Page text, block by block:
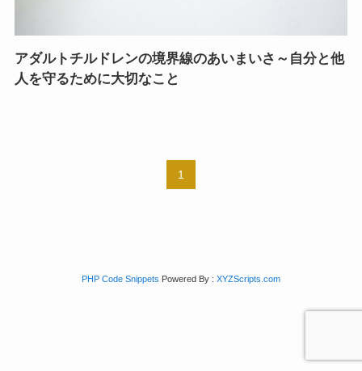
アダルトチルドレンの境界線のあいまいさ～自分と他
人を守るために大切なこと
1
PHP Code Snippets Powered By : XYZScripts.com